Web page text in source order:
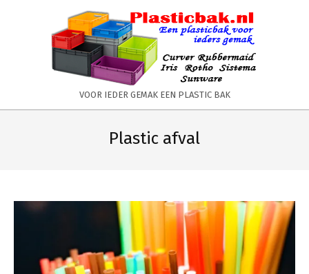
PLASTICBAK.NL
VOOR IEDER GEMAK EEN PLASTIC BAK
Plastic afval